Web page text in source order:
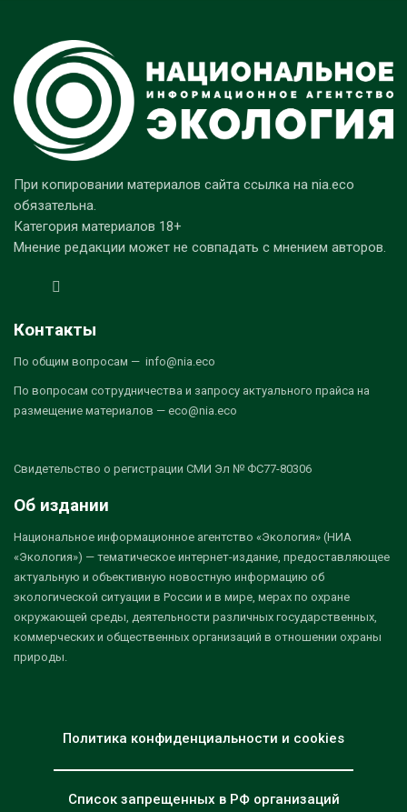
При копировании материалов сайта ссылка на nia.eco
обязательна.
Категория материалов 18+
Мнение редакции может не совпадать с мнением авторов.
Контакты
По общим вопросам — info@nia.eco
По вопросам сотрудничества и запросу актуального прайса на
размещение материалов — eco@nia.eco
Свидетельство о регистрации СМИ Эл № ФС77-80306
Об издании
Национальное информационное агентство «Экология» (НИА
«Экология») — тематическое интернет-издание, предоставляющее
актуальную и объективную новостную информацию об
экологической ситуации в России и в мире, мерах по охране
окружающей среды, деятельности различных государственных,
коммерческих и общественных организаций в отношении охраны
природы.
Политика конфиденциальности и cookies
Список запрещенных в РФ организаций